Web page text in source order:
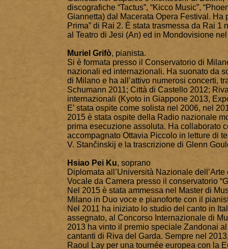
discografiche “Tactus”, “Kicco Music”,
Giannetta) dal Macerata Opera Festival.
Prima” di Rai 2. È stata trasmessa da Rai
al Teatro di Jesi (An) ed in Mondovisione
Muriel Grifò, pianista.
Si è formata presso il Conservatorio di
nazionali ed internazionali. Ha suonato da
di Milano e ha all’attivo numerosi concerti,
Schumann 2011; Città di Castello 2012;
internazionali (Kyoto in Giappone 2013,
E’ stata ospite come solista nel 2006, nel
2015 è stata ospite della Radio nazionale
prima esecuzione assoluta. Ha collaborato
accompagnato Ottavia Piccolo in letture di
V. Stančinskij e la trascrizione di Glenn
Hsiao Pei Ku, soprano
Diplomata all’Università Nazionale
Vocale da Camera presso il conservatorio
Nel 2015 è stata ammessa nel Master di
Milano in Duo voce e pianoforte con il
Nel 2011 ha iniziato lo studio del canto in
assegnato, al Concorso Internazionale di
2013 ha vinto il premio speciale Zandonai
cantanti di Riva del Garda. Sempre nel
Raoul Lay per una tournée europea con la